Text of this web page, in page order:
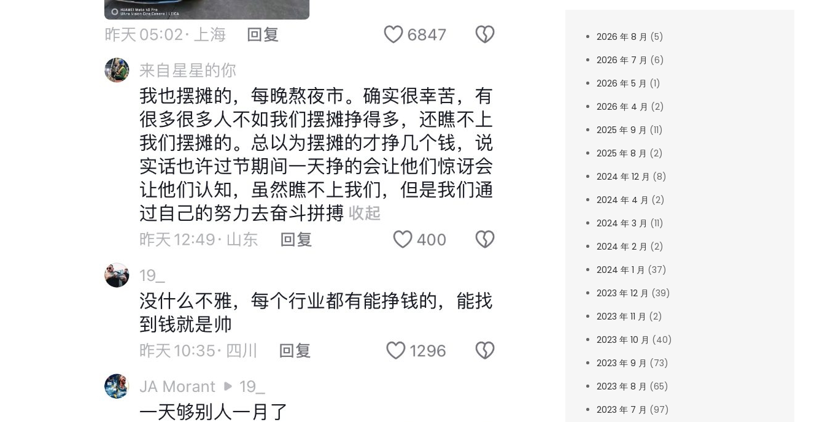
2026 年 8 月 (5)
2026 年 7 月 (6)
2026 年 5 月 (1)
2026 年 4 月 (2)
2025 年 9 月 (11)
2025 年 8 月 (2)
2024 年 12 月 (8)
2024 年 4 月 (2)
2024 年 3 月 (11)
2024 年 2 月 (2)
2024 年 1 月 (37)
2023 年 12 月 (39)
2023 年 11 月 (2)
2023 年 10 月 (40)
2023 年 9 月 (73)
2023 年 8 月 (65)
2023 年 7 月 (97)